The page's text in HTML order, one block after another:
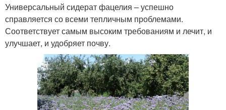
Универсальный сидерат фацелия – успешно
справляется со всеми тепличным проблемами.
Соответствует самым высоким требованиям и лечит, и
улучшает, и удобряет почву.